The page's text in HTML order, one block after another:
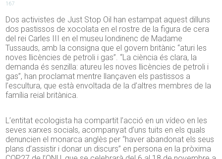
167
Dos activistes de Just Stop Oil han estampat aquest dilluns
dos pastissos de xocolata en el rostre de la figura de cera
del rei Carles III en el museu londinenc de Madame
Tussauds, amb la consigna que el govern britànic “aturi les
noves llicències de petroli i gas”. “La ciència és clara, la
demanda és senzilla: atureu les noves llicències de petroli i
gas”, han proclamat mentre llançaven els pastissos a
l’escultura, que està envoltada de la d’altres membres de la
família reial britànica.
L’entitat ecologista ha compartit l’acció en un vídeo en les
seves xarxes socials, acompanyat d’uns tuits en els quals
denuncien el monarca anglès per “haver abandonat els seus
plans d’assistir i donar un discurs” en persona en la pròxima